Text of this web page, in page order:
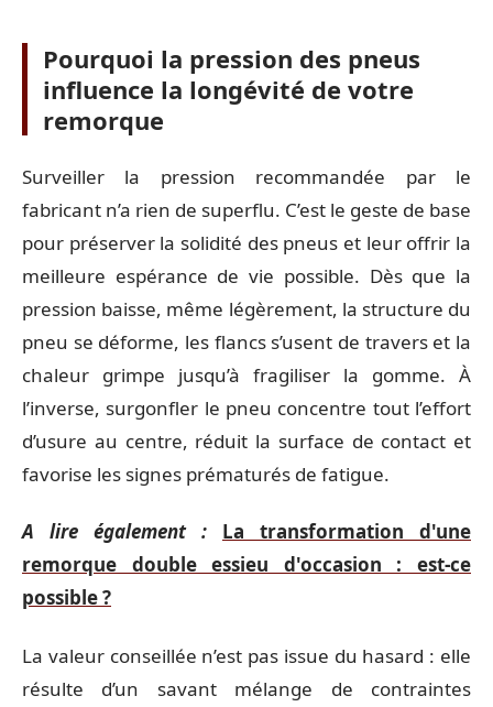
Pourquoi la pression des pneus
influence la longévité de votre
remorque
Surveiller la pression recommandée par le
fabricant n’a rien de superflu. C’est le geste de base
pour préserver la solidité des pneus et leur offrir la
meilleure espérance de vie possible. Dès que la
pression baisse, même légèrement, la structure du
pneu se déforme, les flancs s’usent de travers et la
chaleur grimpe jusqu’à fragiliser la gomme. À
l’inverse, surgonfler le pneu concentre tout l’effort
d’usure au centre, réduit la surface de contact et
favorise les signes prématurés de fatigue.
A lire également :
La transformation d'une
remorque double essieu d'occasion : est-ce
possible ?
La valeur conseillée n’est pas issue du hasard : elle
résulte d’un savant mélange de contraintes